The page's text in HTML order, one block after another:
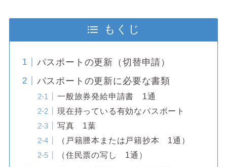
もくじ
パスポートの更新（切替申請）
パスポートの更新に必要な書類
一般旅券発給申請書 1通
現在持っている有効なパスポート
写真 1葉
（戸籍謄本または戸籍抄本 1通）
（住民票の写し 1通）